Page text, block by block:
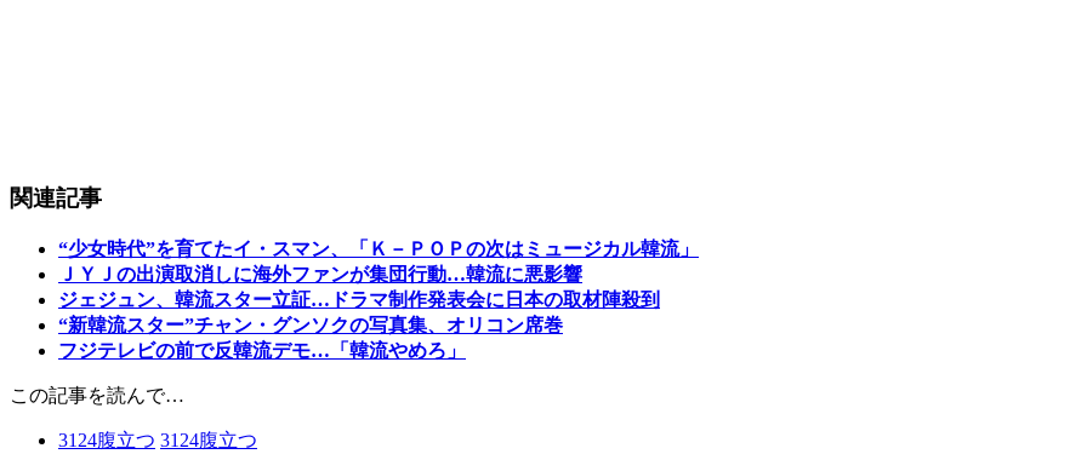
関連記事
“少女時代”を育てたイ・スマン、「Ｋ－ＰＯＰの次はミュージカル韓流」
ＪＹＪの出演取消しに海外ファンが集団行動…韓流に悪影響
ジェジュン、韓流スター立証…ドラマ制作発表会に日本の取材陣殺到
“新韓流スター”チャン・グンソクの写真集、オリコン席巻
フジテレビの前で反韓流デモ…「韓流やめろ」
この記事を読んで…
3124腹立つ 3124腹立つ